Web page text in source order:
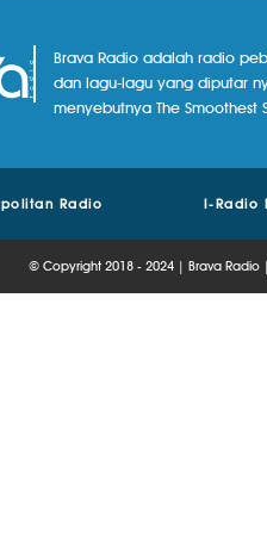
Brava Radio adalah radio
dan lagu-lagu yang diputar
menyebutnya The Smoothest
Radio I-Radio
© Copyright 2018 - 2024 | Brava Radio